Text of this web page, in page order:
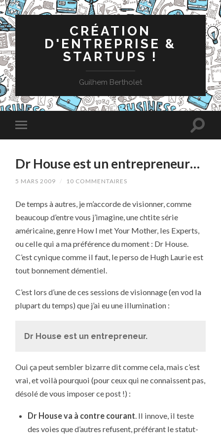
CRÉATION
D'ENTREPRISE &
STARTUPS !
Guilhem Bertholet
Dr House est un entrepreneur…
5 MARS 2009 / 10 COMMENTAIRES
De temps à autres, je m’accorde de visionner, comme
beaucoup d’entre vous j’imagine, une chtite série
américaine, genre How I met Your Mother, les Experts,
ou celle qui a ma préférence du moment : Dr House.
C’est cynique comme il faut, le perso de Hugh Laurie est
tout bonnement démentiel.
C’est lors d’une de ces sessions de visionnage (en vod la
plupart du temps) que j’ai eu une illumination :
Dr House est un entrepreneur.
Oui ça peut sembler bizarre dit comme cela, mais c’est
vrai, et voilà pourquoi (pour ceux qui ne connaissent pas,
désolé de vous imposer ce post !) :
Dr House va à contre courant. Il innove, il teste
des voies que d’autres refusent, préférant le statut-